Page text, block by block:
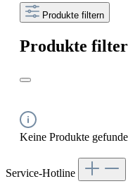
Produkte filtern
Produkte
Keine Produkte
Service-Hotline